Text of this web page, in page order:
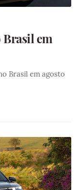
em
Brasil em agosto